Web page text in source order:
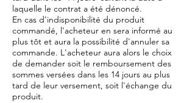
laquelle le contrat a été dénoncé.
En cas d'indisponibilité du produit
commandé, l'acheteur en sera informé au
plus tôt et aura la possibilité d'annuler sa
commande. L'acheteur aura alors le choix
de demander soit le remboursement des
sommes versées dans les 14 jours au plus
tard de leur versement, soit l'échange du
produit.